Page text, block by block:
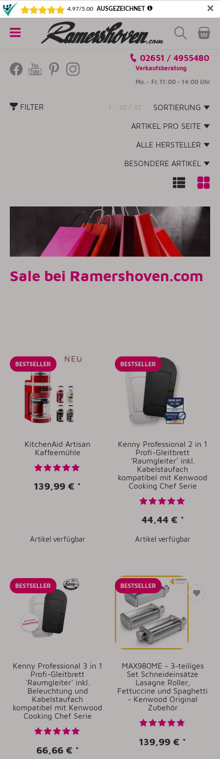
✕
5€ SICHERN! NEWSLETTER ABONNIEREN
Kategorien
02651 / 4955480
Verkaufsberatung
Mo. - Fr. 11:00 - 14:00 Uhr
FILTER 1 - 32 / 32 SORTIERUNG
ARTIKEL PRO SEITE
ALLE HERSTELLER
BESONDERE ARTIKEL
Sale bei Ramershoven.com
BESTSELLER
KitchenAid Artisan
Kaffeemühle
139,99 € *
Artikel verfügbar
BESTSELLER
Kenny Professional 2 in 1
Profi-Gleitbrett
'Raumgleiter' inkl.
Kabelstaufach
kompatibel mit Kenwood
Cooking Chef Serie
44,44 € *
Artikel verfügbar
BESTSELLER
Kenny Professional 3 in 1
Profi-Gleitbrett
'Raumgleiter' inkl.
Beleuchtung und
Kabelstaufach
kompatibel mit Kenwood
Cooking Chef Serie
66,66 € *
BESTSELLER
MAX980ME - 3-teiliges
Set Schneideinsätze
Lasagne Roller,
Fettuccine und Spaghetti
- Kenwood Original
Zubehör
139,99 € *